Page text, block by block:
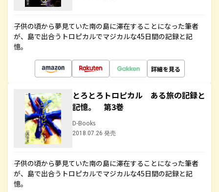
子供の頃から夢見ていた南の島に滞在することになった筆者
が、島で出合うトロピカルでマジカルな45日間の記録と記
憶。
詳細を見る
とろとろトロピカル ある旅の記録と
記憶。 第3巻
D-Books
2018.07.26 発売
子供の頃から夢見ていた南の島に滞在することになった筆者
が、島で出合うトロピカルでマジカルな45日間の記録と記
憶。